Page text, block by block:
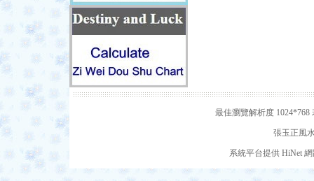
最佳瀏覽解析度
張玉正風
系統平台提供 HiNet